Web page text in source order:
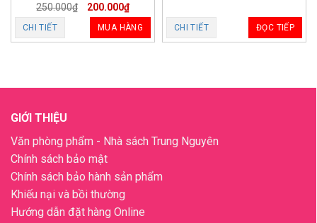
250.000₫ 200.000₫
CHI TIẾT MUA HÀNG CHI TIẾT ĐỌC TIẾP
GIỚI THIỆU
Văn phòng phẩm - Nhà sách Trung Nguyên
Chính sách bảo mật
Chính sách bảo hành sản phẩm
Khiếu nại và bồi thường
Hướng dẫn đặt hàng Online